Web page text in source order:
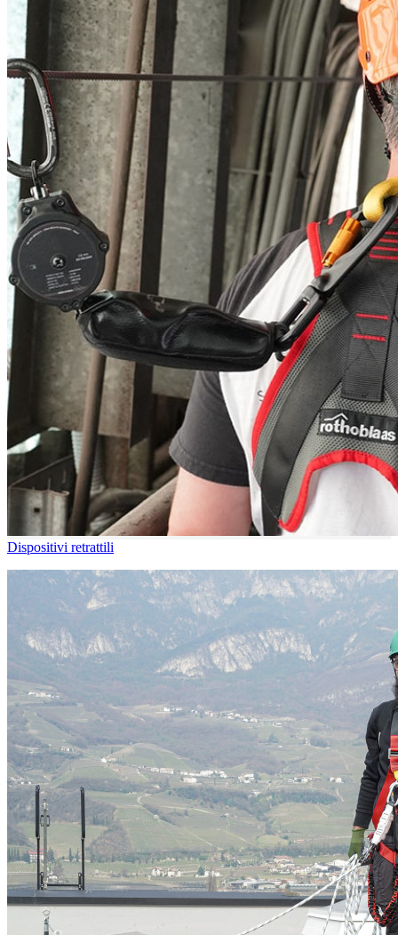
Dispositivi retrattili